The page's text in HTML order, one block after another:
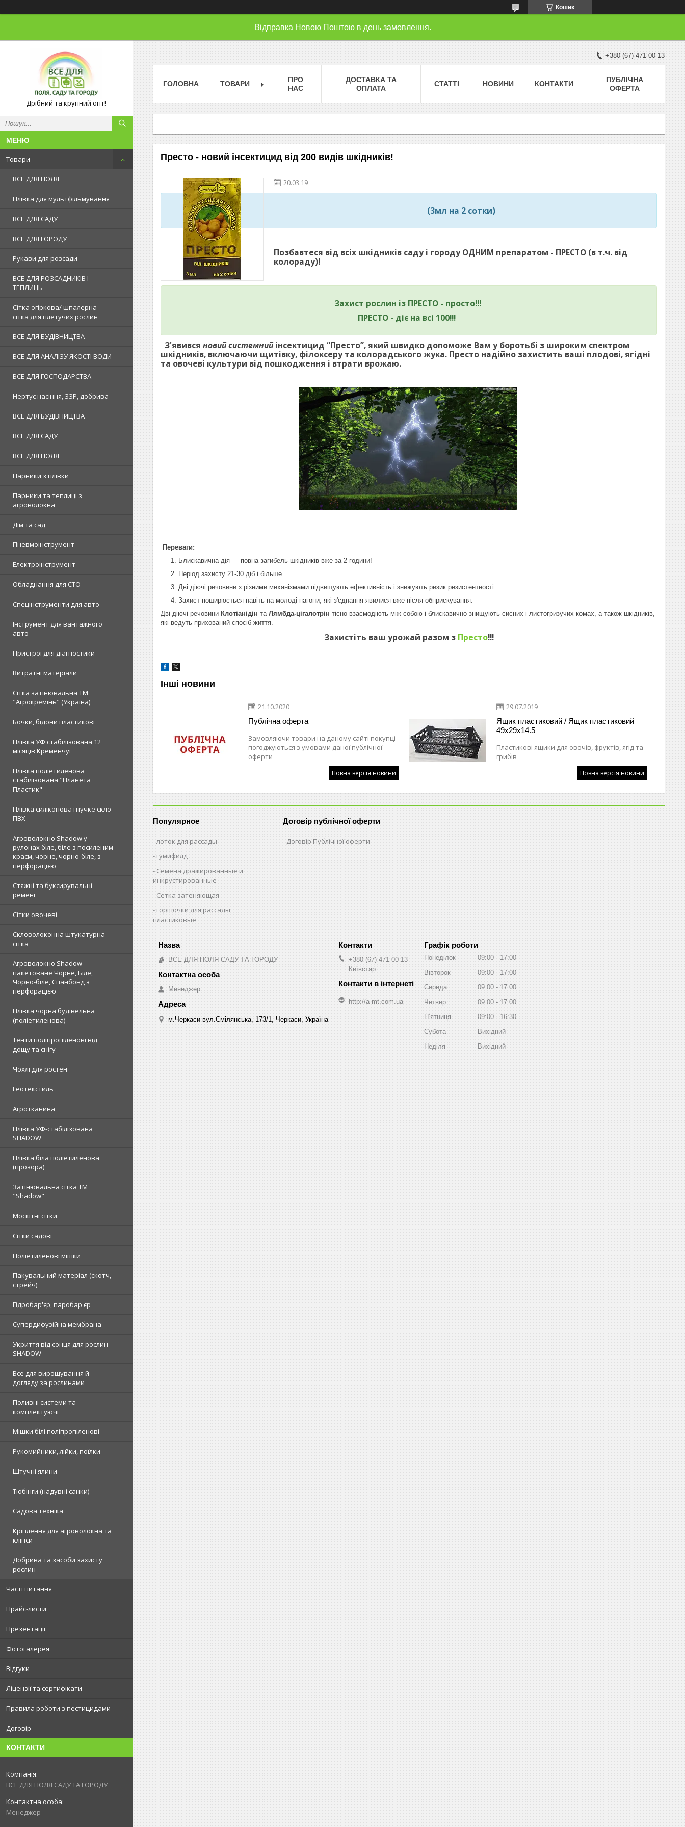
Кошик
Відправка Новою Поштою в день замовлення.
Дрібний та крупний опт!
Товари
ВСЕ ДЛЯ ПОЛЯ
Плівка для мультфільмування
ВСЕ ДЛЯ САДУ
ВСЕ ДЛЯ ГОРОДУ
Рукави для розсади
ВСЕ ДЛЯ РОЗСАДНИКІВ І
ТЕПЛИЦЬ
Сітка огіркова/ шпалерна
сітка для плетучих рослин
ВСЕ ДЛЯ БУДІВНИЦТВА
ВСЕ ДЛЯ АНАЛІЗУ ЯКОСТІ ВОДИ
ВСЕ ДЛЯ ГОСПОДАРСТВА
Нертус насіння, ЗЗР, добрива
ВСЕ ДЛЯ БУДІВНИЦТВА
ВСЕ ДЛЯ САДУ
ВСЕ ДЛЯ ПОЛЯ
Парники з плівки
Парники та теплиці з
агроволокна
Дім та сад
Пневмоінструмент
Електроінструмент
Обладнання для СТО
Спецінструменти для авто
Інструмент для вантажного
авто
Пристрої для діагностики
Витратні матеріали
Сітка затінювальна ТМ
"Агрокремінь" (Україна)
Бочки, бідони пластикові
Плівка УФ стабілізована 12
місяців Кременчуг
Плівка поліетиленова
стабілізована "Планета
Пластик"
Плівка силіконова гнучке скло
ПВХ
Агроволокно Shadow у
рулонах біле, біле з посиленим
краєм, чорне, чорно-біле, з
перфорацією
Стяжні та буксирувальні
ремені
Сітки овочеві
Скловолоконна штукатурна
сітка
Агроволокно Shadow
пакетоване Чорне, Біле,
Чорно-біле, Спанбонд з
перфорацією
Плівка чорна будівельна
(поліетиленова)
Тенти поліпропіленові від
дощу та снігу
Чохлі для ростен
Геотекстиль
Агротканина
Плівка УФ-стабілізована
SHADOW
Плівка біла поліетиленова
(прозора)
Затінювальна сітка ТМ
"Shadow"
Москітні сітки
Сітки садові
Поліетиленові мішки
Пакувальний матеріал (скотч,
стрейч)
Гідробар'єр, паробар'єр
Супердифузійна мембрана
Укриття від сонця для рослин
SHADOW
Все для вирощування й
догляду за рослинами
Поливні системи та
комплектуючі
Мішки білі поліпропіленові
Рукомийники, лійки, поїлки
Штучні ялини
Тюбінги (надувні санки)
Садова техніка
Кріплення для агроволокна та
кліпси
Добрива та засоби захисту
рослин
Часті питання
Прайс-листи
Презентації
Фотогалерея
Відгуки
Ліцензії та сертифікати
Правила роботи з пестицидами
Договір
КОНТАКТИ
ВСЕ ДЛЯ ПОЛЯ САДУ ТА ГОРОДУ
Менеджер
+380 (67) 471-00-13
ГОЛОВНА ТОВАРИ
ПРО
НАС
ДОСТАВКА ТА
ОПЛАТА
СТАТТІ НОВИНИ КОНТАКТИ
ПУБЛІЧНА
ОФЕРТА
Престо - новий інсектицид від 200 видів шкідників!
20.03.19
(3мл на 2 сотки)
Позбавтеся від всіх шкідників саду і городу ОДНИМ препаратом - ПРЕСТО (в т.ч. від
колораду)!
Захист рослин із ПРЕСТО - просто!!!
ПРЕСТО - діє на всі 100!!!
З'явився новий системнийінсектицид “Престо”, який швидко допоможе Вам у боротьбі з широким спектром
шкідників, включаючи щитівку, філоксеру та колорадського жука. Престо надійно захистить ваші плодові, ягідні
та овочеві культури від пошкодження і втрати врожаю.
Переваги:
Блискавична дія — повна загибель шкідників вже за 2 години!
Період захисту 21-30 діб і більше.
Дві діючі речовини з різними механізмами підвищують ефективність і знижують ризик резистентності.
Захист поширюється навіть на молоді пагони, які з'єднання явилися вже після обприскування.
Дві діючі речовини Клотіанідін та Лямбда-цігалотрін тісно взаємодіють між собою і блискавично знищують сисних і листогризучих комах, а також шкідників,
які ведуть прихований спосіб життя.
Захистіть ваш урожай разом з Престо!!!
Інші новини
21.10.2020
Публічна оферта
Замовляючи товари на даному сайті покупці
погоджуються з умовами даної публічної
оферти
Повна версія новини
29.07.2019
Ящик пластиковий / Ящик пластиковий
49х29х14.5
Пластикові ящики для овочів, фруктів, ягід та
грибів
Повна версія новини
Популярное
лоток для рассады
гумифилд
Семена дражированные и
инкрустированные
Сетка затеняющая
горшочки для рассады
пластиковые
Договір публічної оферти
Договір Публічної оферти
ВСЕ ДЛЯ ПОЛЯ САДУ ТА ГОРОДУ
Менеджер
м.Черкаси вул.Смілянська, 173/1, Черкаси, Україна
+380 (67) 471-00-13
Київстар
http://a-mt.com.ua
Графік роботи
Понеділок 09:00
17:00
Вівторок
09:00
17:00
Середа
09:00
17:00
Четвер
09:00
17:00
Пʼятниця
09:00
16:30
Субота
Вихідний
Неділя
Вихідний